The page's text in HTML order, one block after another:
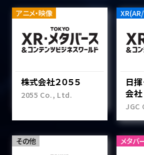
アニメ・映像
株式会社２０５５
2055 Co., Ltd.
日
会社
その他 メタバ